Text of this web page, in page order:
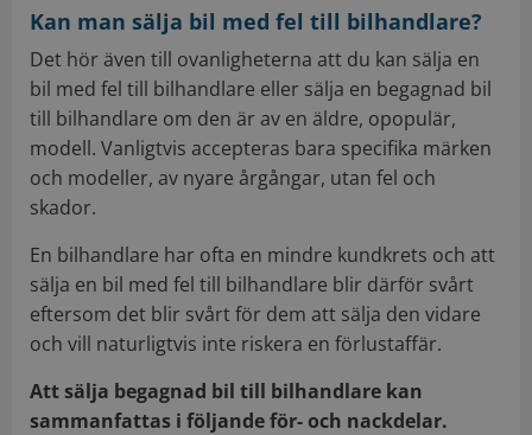
Kan man sälja bil med fel till bilhandlare?
Det hör även till ovanligheterna att du kan sälja en
bil med fel till bilhandlare eller sälja en begagnad bil
till bilhandlare om den är av en äldre, opopulär,
modell. Vanligtvis accepteras bara specifika märken
och modeller, av nyare årgångar, utan fel och
skador.
En bilhandlare har ofta en mindre kundkrets och att
sälja en bil med fel till bilhandlare blir därför svårt
eftersom det blir svårt för dem att sälja den vidare
och vill naturligtvis inte riskera en förlustaffär.
Att sälja begagnad bil till bilhandlare kan
sammanfattas i följande för- och nackdelar.